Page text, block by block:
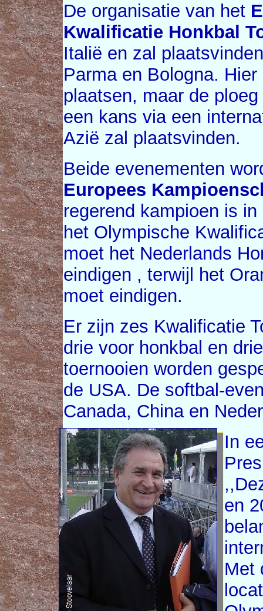
De organisatie van het
Kwalificatie Honkbal
Italië en zal
Parma en Bologna.
plaatsen, maar de
een kans via een
Azië zal plaatsvinden.
Beide evenementen
Europees
regerend kampioen is
het Olympische
moet het Nederlands
eindigen , terwijl het
moet eindigen.
Er zijn zes Kwalificatie
drie voor honkbal en
toernooien worden
de USA. De softbal-
Canada, China en
In
en
Met